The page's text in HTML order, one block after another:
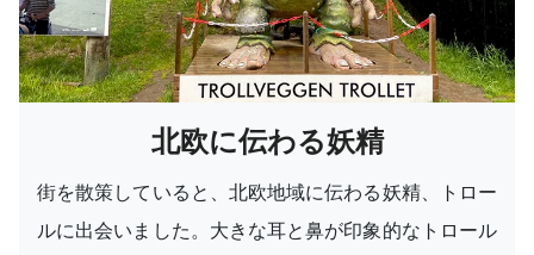
北欧に伝わる妖精
街を散策していると、北欧地域に伝わる妖精、トロー
ルに出会いました。大きな耳と鼻が印象的なトロール